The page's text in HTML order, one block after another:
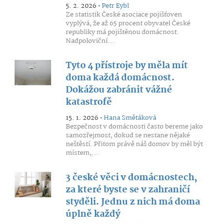
5. 2. 2026 •Petr Eybl
Ze statistik České asociace pojišťoven
vyplývá, že až 65 procent obyvatel České
republiky má pojištěnou domácnost.
Nadpoloviční...
Tyto 4 přístroje by měla mít
doma každá domácnost.
Dokážou zabránit vážné
katastrofě
15. 1. 2026 •Hana Smětáková
Bezpečnost v domácnosti často bereme jako
samozřejmost, dokud se nestane nějaké
neštěstí. Přitom právě náš domov by měl být
místem,...
3 české věci v domácnostech,
za které byste se v zahraničí
styděli. Jednu z nich má doma
úplně každý